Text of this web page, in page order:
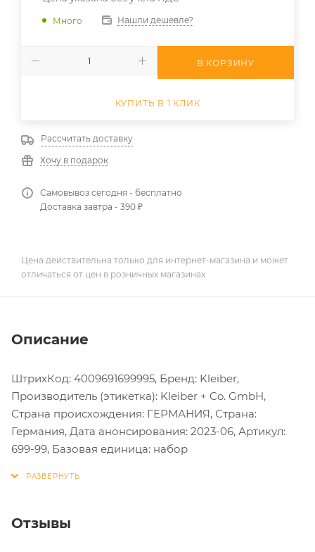
Много Нашли дешевле?
В КОРЗИНУ
КУПИТЬ В 1 КЛИК
Рассчитать доставку
Хочу в подарок
Самовывоз сегодня - бесплатно
Доставка завтра - 390 ₽
Цена действительна только для интернет-магазина и может
отличаться от цен в розничных магазинах
Описание
ШтрихКод: 4009691699995, Бренд: Kleiber,
Производитель (этикетка): Kleiber + Co. GmbH,
Страна происхождения: ГЕРМАНИЯ, Страна:
Германия, Дата анонсирования: 2023-06, Артикул:
699-99, Базовая единица: набор
Отзывы